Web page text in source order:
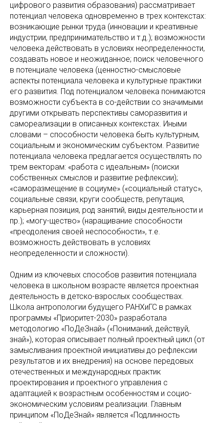
цифрового развития образования) рассматривает
потенциал человека одновременно в трех контекстах:
возникающие рынки труда (инновации и креативные
индустрии, предпринимательство и т.д.); возможности
человека действовать в условиях неопределенности,
создавать новое и неожиданное; поиск человечного
в потенциале человека (ценностно-смысловые
аспекты потенциала человека и культурные практики
его развития. Под потенциалом человека понимаются
возможности субъекта в со-действии со значимыми
другими открывать перспективы саморазвития и
самореализации в описанных контекстах. Иными
словами – способности человека быть культурным,
социальным и экономическим субъектом. Развитие
потенциала человека предлагается осуществлять по
трем векторам: «работа с идеальным» (поиски
собственных смыслов и развитие рефлексии);
«саморазмещение в социуме» («социальный статус»,
социальные связи, круги сообществ, репутация,
карьерная позиция, род занятий, виды деятельности и
пр.); «могу-щество» (наращивание способности
«преодоления своей неспособности», т.е.
возможность действовать в условиях
неопределенности и сложности).
Одним из ключевых способов развития потенциала
человека в школьном возрасте является проектная
деятельность в детско-взрослых сообществах.
Школа антропологии будущего РАНХиГС в рамках
программы «Приоритет-2030» разработала
методологию «ПоДеЗнай» («Пониманий, действуй,
знай»), которая описывает полный проектный цикл (от
замысливания проектной инициативы до рефлексии
результатов и их внедрения) на основе передовых
отечественных и международных практик
проектирования и проектного управления с
адаптацией к возрастным особенностям и социо-
экономическим условиям реализации. Главным
принципом «ПоДеЗнай» является «Подлинность